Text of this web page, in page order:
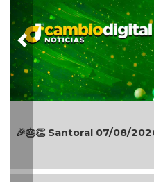
07/08/2026
Previous